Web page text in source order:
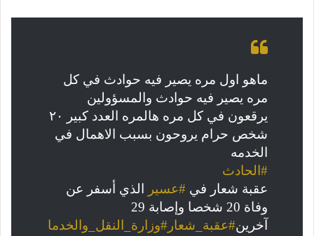
ماهو اول مره يصير فيه حوادث في كل
مره يصير فيه حوادث والمسؤولين
يرقعون في كل مره هالمره العدد كبير ٢٠
شخص حرام يروحون بسبب الاهمال في
الخدمه
#الحادث
عقبة شعار في #عسير الذي أسفر عن
وفاة 20 شخصا وإصابة 29
آخرين#عقبة_شعار #وزارة_النقل_والخدما